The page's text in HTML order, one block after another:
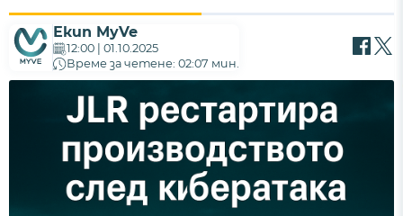
Екип MyVe
12:00 | 01.10.2025
Време за четене: 02:07 мин.